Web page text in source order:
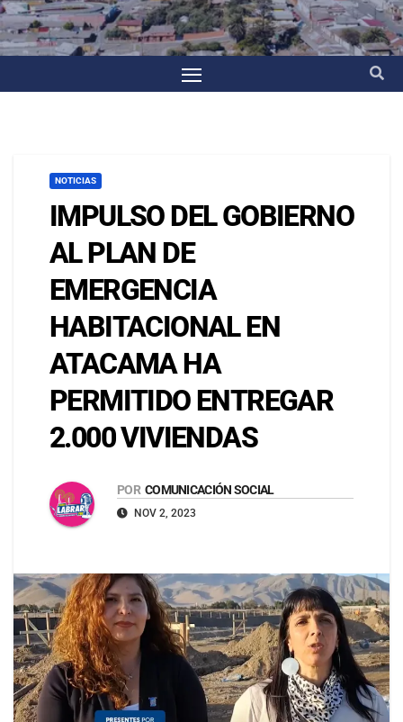
NOTICIAS
IMPULSO DEL GOBIERNO
AL PLAN DE
EMERGENCIA
HABITACIONAL EN
ATACAMA HA
PERMITIDO ENTREGAR
2.000 VIVIENDAS
POR COMUNICACIÓN SOCIAL
NOV 2, 2023